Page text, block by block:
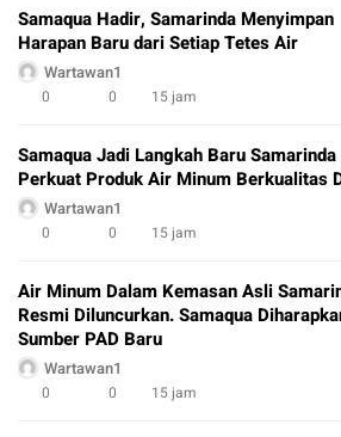
Samaqua Hadir, Samarinda Menyimpan
Harapan Baru dari Setiap Tetes Air
Wartawan1
0 0 15 jam
Samaqua Jadi Langkah Baru Samarinda
Perkuat Produk Air Minum Berkualitas
Wartawan1
0 0 15 jam
Air Minum Dalam Kemasan Asli
Resmi Diluncurkan. Samaqua
Sumber PAD Baru
Wartawan1
0 0 15 jam